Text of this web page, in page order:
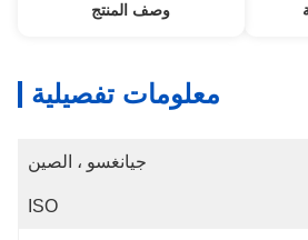
وصف المنتج
معلومات تفصيلية
جيانغسو ، الصين
ISO